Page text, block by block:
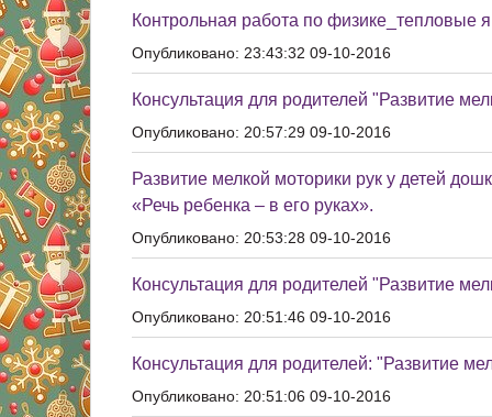
Контрольная работа по физике_тепловые
Опубликовано: 23:43:32 09-10-2016
Консультация для родителей "Развитие
Опубликовано: 20:57:29 09-10-2016
Развитие мелкой моторики рук у детей
«Речь ребенка – в его руках».
Опубликовано: 20:53:28 09-10-2016
Консультация для родителей "Развитие
Опубликовано: 20:51:46 09-10-2016
Консультация для родителей: "Развитие
Опубликовано: 20:51:06 09-10-2016